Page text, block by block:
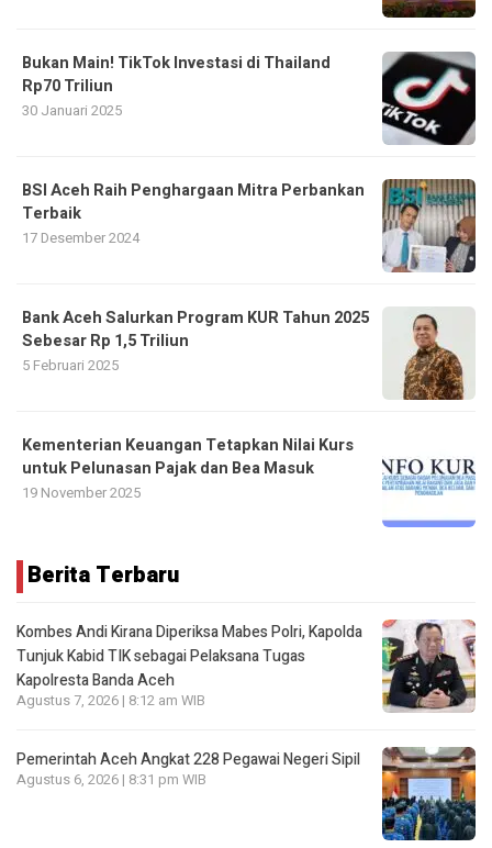
Bukan Main! TikTok Investasi di Thailand
Rp70 Triliun
30 Januari 2025
BSI Aceh Raih Penghargaan Mitra Perbankan
Terbaik
17 Desember 2024
Bank Aceh Salurkan Program KUR Tahun 2025
Sebesar Rp 1,5 Triliun
5 Februari 2025
Kementerian Keuangan Tetapkan Nilai Kurs
untuk Pelunasan Pajak dan Bea Masuk
19 November 2025
Berita Terbaru
Kombes Andi Kirana Diperiksa Mabes Polri, Kapolda
Tunjuk Kabid TIK sebagai Pelaksana Tugas
Kapolresta Banda Aceh
Agustus 7, 2026 | 8:12 am WIB
Pemerintah Aceh Angkat 228 Pegawai Negeri Sipil
Agustus 6, 2026 | 8:31 pm WIB